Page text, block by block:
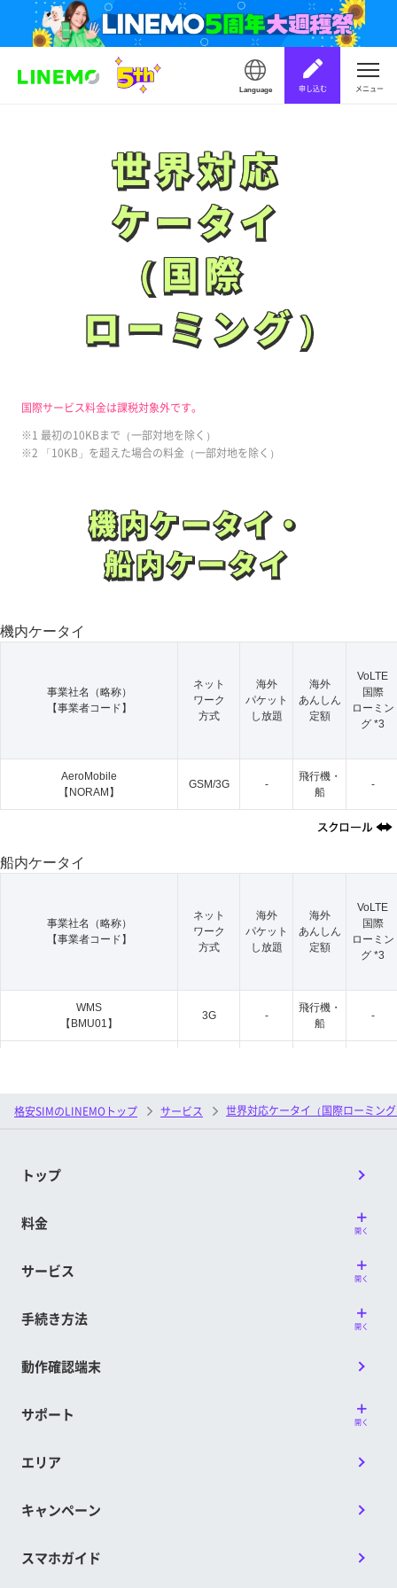
Language 申し込む メニュー
世界対応
ケータイ
（国際
ローミング）
世界対応
ケータイ
（国際
ローミング）
国際サービス料金は課税対象外です。
※1 最初の10KBまで（一部対地を除く）
※2 「10KB」を超えた場合の料金（一部対地を除く）
機内ケータイ・
船内ケータイ
機内ケータイ・
船内ケータイ
格安SIMのLINEMOトップ サービス 世界対応ケータイ（国際ローミン
トップ
料金 開く
サービス 開く
手続き方法 開く
動作確認端末
サポート 開く
エリア
キャンペーン
スマホガイド